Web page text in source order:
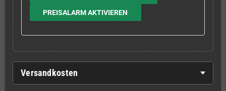
PREISALARM AKTIVIEREN
Versandkosten